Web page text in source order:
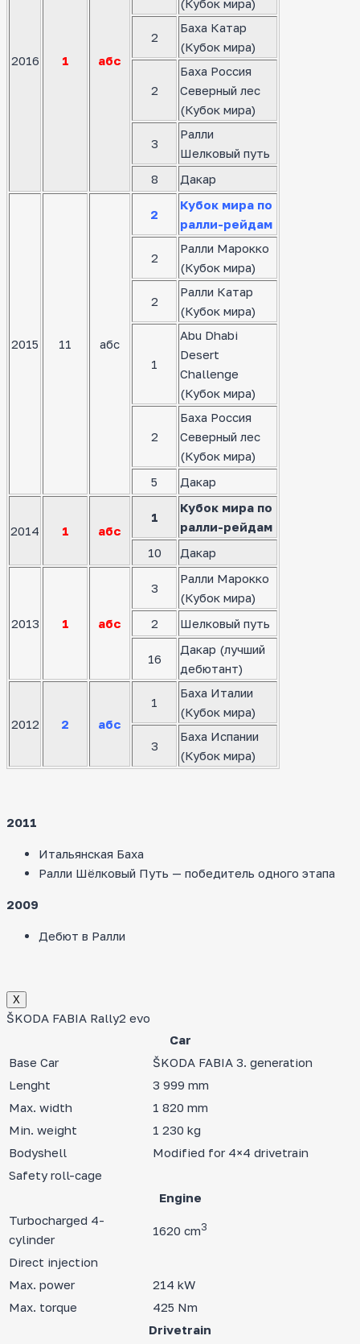
2016 1 абс
(Кубок мира)
2
Баха Катар
(Кубок мира)
2
Баха Россия
Северный лес
(Кубок мира)
3
Ралли
Шелковый путь
8
Дакар
2015 11 абс
2
Кубок мира по
ралли-рейдам
2
Ралли Марокко
(Кубок мира)
2
Ралли Катар
(Кубок мира)
1
Abu Dhabi
Desert
Challenge
(Кубок мира)
2
Баха Россия
Северный лес
(Кубок мира)
5
Дакар
2014 1 абс
1
Кубок мира по
ралли-рейдам
10
Дакар
2013 1 абс
3
Ралли Марокко
(Кубок мира)
2
Шелковый путь
16
Дакар (лучший
дебютант)
2012 2 абс
1
Баха Италии
(Кубок мира)
3
Баха Испании
(Кубок мира)
2011
Итальянская Баха
Ралли Шёлковый Путь — победитель одного этапа
2009
Дебют в Ралли
Х
ŠKODA FABIA Rally2 evo
Car
Base Car
ŠKODA FABIA 3. generation
Lenght
3 999 mm
Max. width
1 820 mm
Min. weight
1 230 kg
Bodyshell
Modified for 4×4 drivetrain
Safety roll-cage
Engine
Turbocharged 4-
cylinder
1620 cm3
Direct injection
Max. power
214 kW
Max. torque
425 Nm
Drivetrain